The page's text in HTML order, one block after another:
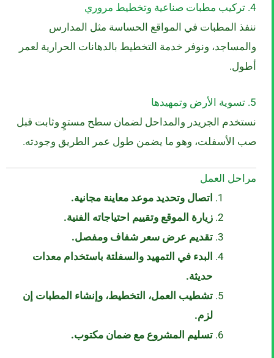
4. تركيب مطبات صناعية وتخطيط مروري
ننفذ المطبات في المواقع الحساسة مثل المدارس
والمساجد، ونوفر خدمة التخطيط بالدهانات الحرارية لعمر
أطول.
5. تسوية الأرض وتمهيدها
نستخدم الجريدر والمداحل لضمان سطح مستوٍ وثابت قبل
صب الأسفلت، وهو ما يضمن طول عمر الطريق وجودته.
مراحل العمل
اتصال وتحديد موعد معاينة مجانية.
زيارة الموقع وتقييم احتياجاته الفنية.
تقديم عرض سعر شفاف ومفصل.
البدء في التمهيد والسفلتة باستخدام معدات
حديثة.
تشطيب العمل، التخطيط، وإنشاء المطبات إن
لزم.
تسليم المشروع مع ضمان مكتوب.